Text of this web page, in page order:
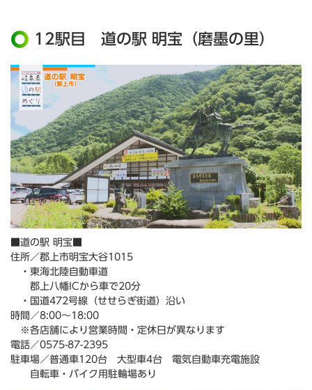
12駅目 道の駅 明宝（磨墨の里）
■道の駅 明宝■
住所／郡上市明宝大谷1015
・東海北陸自動車道
郡上八幡ICから車で20分
・国道472号線（せせらぎ街道）沿い
時間／8:00～18:00
※各店舗により営業時間・定休日が異なります
電話／0575-87-2395
駐車場／普通車120台 大型車4台 電気自動車充電施設
自転車・バイク用駐輪場あり